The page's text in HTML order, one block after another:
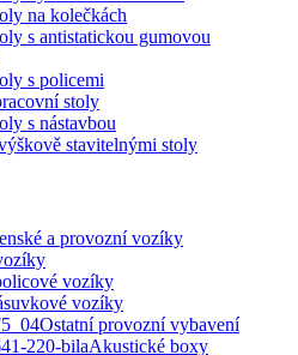
na kolečkách
s antistatickou gumovou
s policemi
stoly
s nástavbou
stavitelnými stoly
a provozní vozíky
vozíky
vozíky
Ostatní provozní vybavení
Akustické boxy